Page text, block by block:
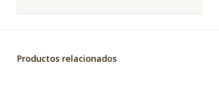
Productos relacionados